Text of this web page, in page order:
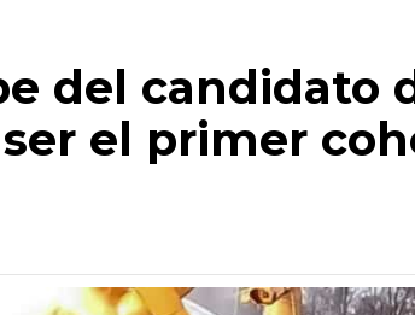
del candidato
el primer